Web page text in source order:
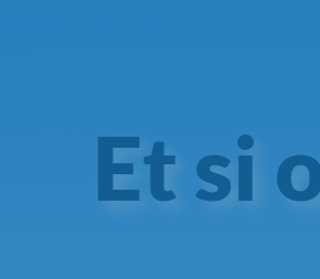
Et si